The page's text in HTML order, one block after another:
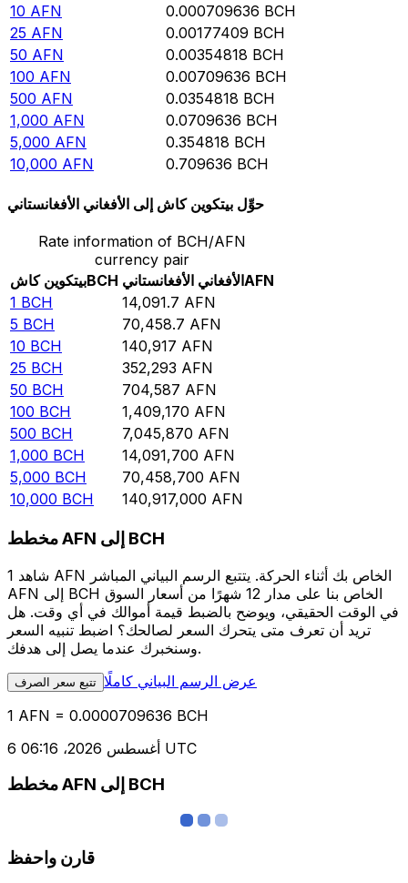
10 AFN 0.000709636 BCH
25 AFN 0.00177409 BCH
50 AFN 0.00354818 BCH
100 AFN 0.00709636 BCH
500 AFN 0.0354818 BCH
1,000 AFN 0.0709636 BCH
5,000 AFN 0.354818 BCH
10,000 AFN 0.709636 BCH
حوِّل بيتكوين كاش إلى الأفغاني الأفغانستاني
Rate information of BCH/AFN
currency pair
بيتكوين كاشBCH الأفغاني الأفغانستانيAFN
1 BCH 14,091.7 AFN
5 BCH 70,458.7 AFN
10 BCH 140,917 AFN
25 BCH 352,293 AFN
50 BCH 704,587 AFN
100 BCH 1,409,170 AFN
500 BCH 7,045,870 AFN
1,000 BCH 14,091,700 AFN
5,000 BCH 70,458,700 AFN
10,000 BCH 140,917,000 AFN
مخطط AFN إلى BCH
شاهد 1 AFN الخاص بك أثناء الحركة. يتتبع الرسم البياني المباشر
AFN إلى BCH الخاص بنا على مدار 12 شهرًا من أسعار السوق
في الوقت الحقيقي، ويوضح بالضبط قيمة أموالك في أي وقت. هل
تريد أن تعرف متى يتحرك السعر لصالحك؟ اضبط تنبيه السعر
وسنخبرك عندما يصل إلى هدفك.
تتبع سعر الصرف عرض الرسم البياني كاملًا
1 AFN = 0.0000709636 BCH
6 أغسطس 2026، 06:16 UTC
مخطط AFN إلى BCH
قارن واحفظ